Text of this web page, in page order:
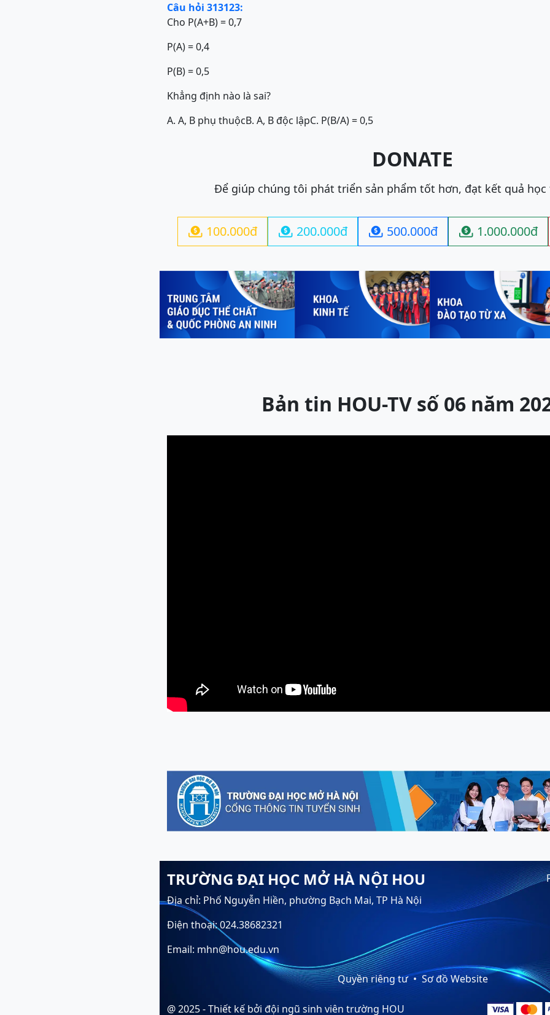
Câu hỏi 313123:
Cho P(A+B) = 0,7
P(A) = 0,4
P(B) = 0,5
Khẳng định nào là sai?
A. A, B phụ thuộcB. A, B độc lậpC. P(B/A) = 0,5
DONATE
Để giúp chúng tôi phát triển sản phẩm tốt hơn, đạt kết quả học
 100.000đ  200.000đ  500.000đ  1.000.000đ
Previous
Bản tin HOU-TV số 06 năm
TRƯỜNG ĐẠI HỌC MỞ HÀ NỘI HOU
Địa chỉ: Phố Nguyễn Hiền, phường Bạch Mai, TP Hà Nội
Điện thoại: 024.38682321
Email: mhn@hou.edu.vn
Quyền riêng tư Sơ đồ Website
@ 2025 - Thiết kế bởi đội ngũ sinh viên trường HOU